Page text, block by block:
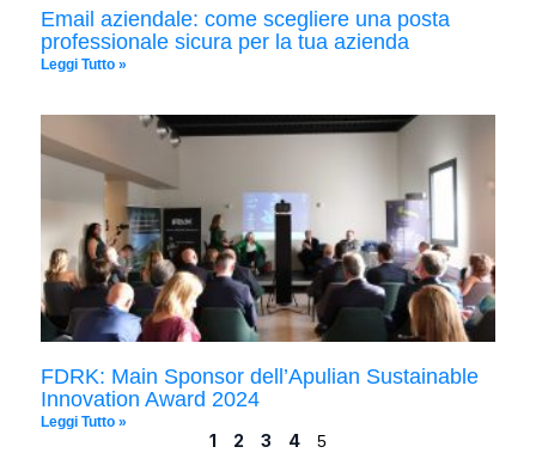
Email aziendale: come scegliere una posta
professionale sicura per la tua azienda
Leggi Tutto »
FDRK: Main Sponsor dell’Apulian Sustainable
Innovation Award 2024
Leggi Tutto »
1 2 3 4 5